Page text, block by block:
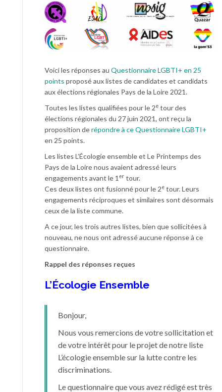
Voici les réponses au Questionnaire LGBTI+ en 25
points proposé aux listes de candidates et candidats
aux élections régionales Pays de la Loire 2021.
Toutes les listes qualifiées pour le 2e tour des
élections régionales du 27 juin 2021, ont reçu la
proposition derépondre à ce Questionnaire LGBTI+
en 25 points.
Les listes L’Écologie ensemble et Le Printemps des
Pays de la Loire nous avaient adressé leurs
engagements avant le 1 er tour.
Ces deux listes ont fusionné pour le 2e tour. Leurs
engagements réciproques et similaires sont désormais
ceux de la liste commune.
A ce jour, les trois autres listes, bien que sollicitées à
nouveau, ne nous ont adressé aucune réponse à ce
questionnaire.
Rappel des réponses reçues
L’Écologie Ensemble
Bonjour,
Nous vous remercions de votre sollicitation et
de votre intérêt pour le projet de notre liste
L’écologie ensemble sur la lutte contre les
discriminations.
Le questionnaire que vous avez rédigé est très